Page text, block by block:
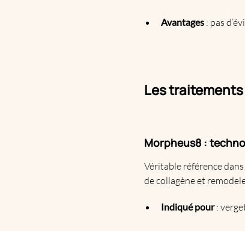
Avantages : pas
Les
Morpheus8 :
Véritable référence
de collagène et
Indiqué pour: